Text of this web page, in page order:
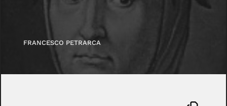
FRANCESCO PETRARCA